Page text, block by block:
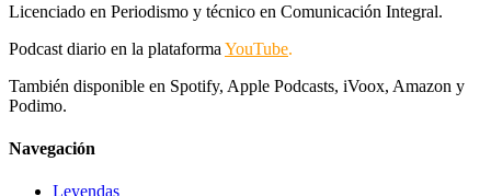
Licenciado en Periodismo y técnico en Comunicación Integral.
Podcast diario en la plataforma YouTube.
También disponible en Spotify, Apple Podcasts, iVoox, Amazon y
Podimo.
Navegación
Leyendas